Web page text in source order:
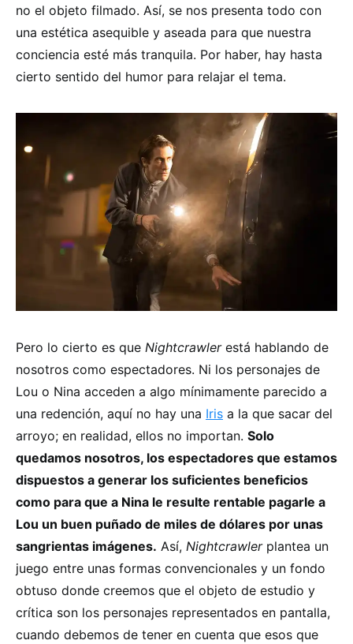
no el objeto filmado. Así, se nos presenta todo con
una estética asequible y aseada para que nuestra
conciencia esté más tranquila. Por haber, hay hasta
cierto sentido del humor para relajar el tema.
Pero lo cierto es que Nightcrawlerestá hablando de
nosotros como espectadores. Ni los personajes de
Lou o Nina acceden a algo mínimamente parecido a
una redención, aquí no hay una Iris a la que sacar del
arroyo; en realidad, ellos no importan. Solo
quedamos nosotros, los espectadores que estamos
dispuestos a generar los suficientes beneficios
como para que a Nina le resulte rentable pagarle a
Lou un buen puñado de miles de dólares por unas
sangrientas imágenes. Así, Nightcrawlerplantea un
juego entre unas formas convencionales y un fondo
obtuso donde creemos que el objeto de estudio y
crítica son los personajes representados en pantalla,
cuando debemos de tener en cuenta que esos que